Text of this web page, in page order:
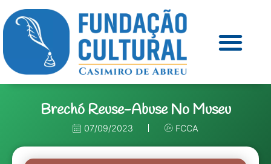
Brechó Reuse-Abuse No Museu
07/09/2023 FCCA